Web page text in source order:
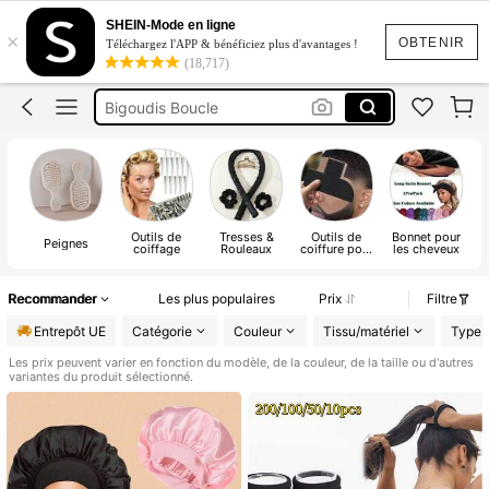
OBTENIR
×
SHEIN-Mode en ligne
Téléchargez l'APP & bénéficiez plus d'avantages !
(18,717)
Brosse Cheveux
Peigne
Bigoudis
Bigoudis Boucle
Brosse Cheveux
Peignes Outils de
coiffage
Tresses &
Rouleaux
Outils de
coiffure pour
Bonnet pour
les cheveux
Recommander Les plus populaires Prix
Filtre
Entrepôt UE
Catégorie Couleur Tissu/matériel Type
Les prix peuvent varier en fonction du modèle, de la couleur, de la taille ou d'autres
variantes du produit sélectionné.